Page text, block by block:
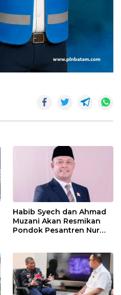
Habib Syech dan Ahmad
Muzani Akan Resmikan
Pondok Pesantren Nur